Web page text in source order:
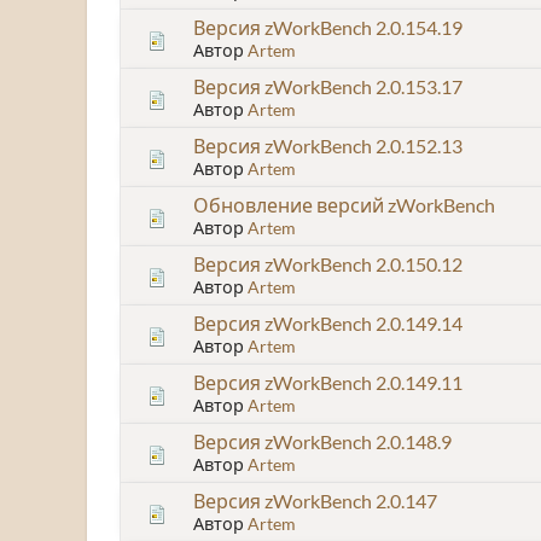
Версия zWorkBench 2.0.154.19
Автор Artem
Версия zWorkBench 2.0.153.17
Автор Artem
Версия zWorkBench 2.0.152.13
Автор Artem
Обновление версий zWorkBench
Автор Artem
Версия zWorkBench 2.0.150.12
Автор Artem
Версия zWorkBench 2.0.149.14
Автор Artem
Версия zWorkBench 2.0.149.11
Автор Artem
Версия zWorkBench 2.0.148.9
Автор Artem
Версия zWorkBench 2.0.147
Автор Artem